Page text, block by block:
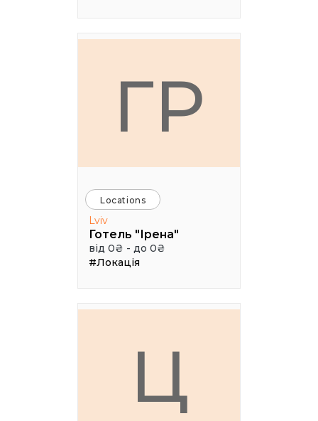
ГР
Locations
Lviv
Готель "Ірена"
від 0₴ - до 0₴
#Локація
Ц